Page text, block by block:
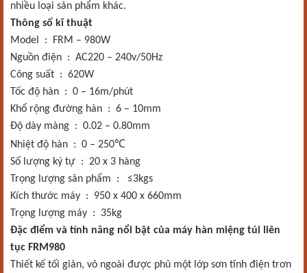
nhiều loại sản phẩm khác.
Thông số kĩ thuật
Model : FRM – 980W
Nguồn điện : AC220 – 240v/50Hz
Công suất : 620W
Tốc độ hàn : 0 – 16m/phút
Khổ rộng đường hàn : 6 – 10mm
Độ dày màng : 0.02 – 0.80mm
Nhiệt độ hàn : 0 – 250℃
Số lượng ký tự : 20 x 3 hàng
Trọng lượng sản phẩm : ≤3kgs
Kích thước máy : 950 x 400 x 660mm
Trọng lượng máy : 35kg
Đặc điểm và tính năng nổi bật của máy hàn miệng túi liên
tục FRM980
Thiết kế tối giản, vỏ ngoài được phủ một lớp sơn tĩnh điện trơn